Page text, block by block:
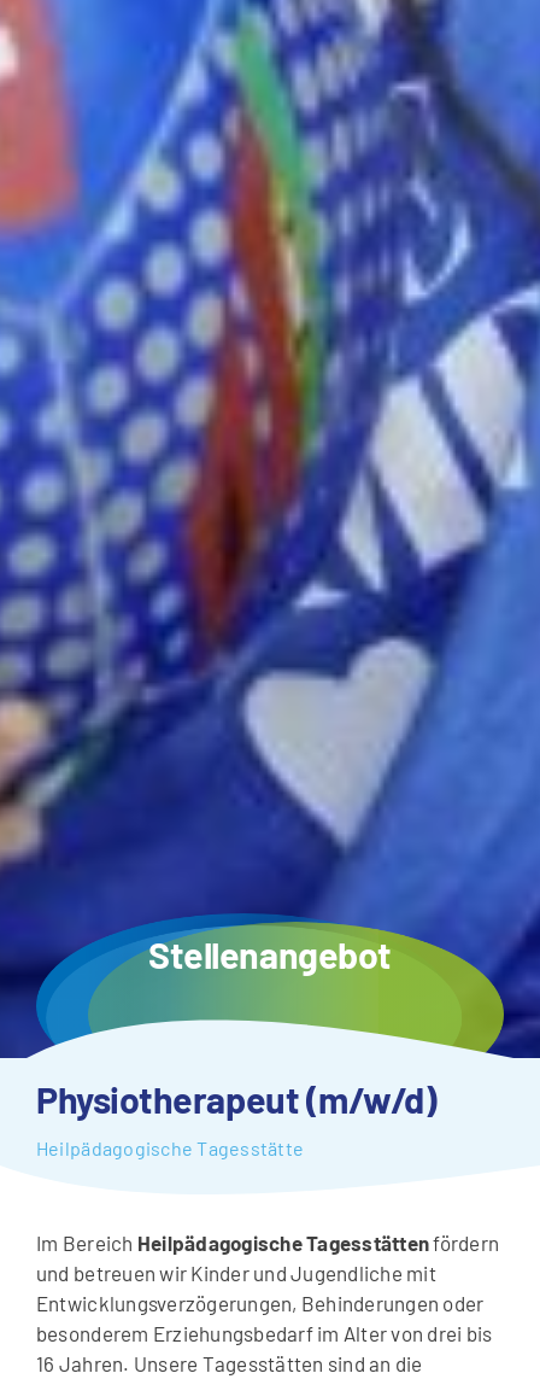
Stellenangebot
Physiotherapeut (m/w/d)
Heilpädagogische Tagesstätte
Im Bereich Heilpädagogische Tagesstättenfördern
und betreuen wir Kinder und Jugendliche mit
Entwicklungsverzögerungen, Behinderungen oder
besonderem Erziehungsbedarf im Alter von drei bis
16 Jahren. Unsere Tagesstätten sind an die